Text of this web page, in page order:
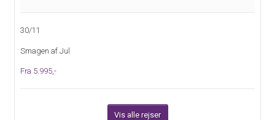
30/11
Smagen af Jul
Fra 5.995,-
Vis alle rejser